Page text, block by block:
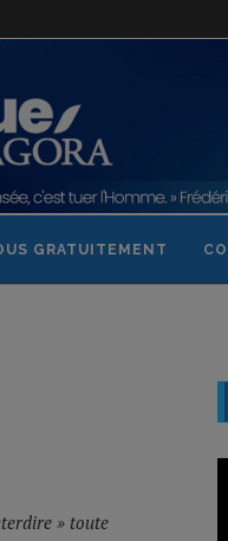
GRATUITEMENT
» toute